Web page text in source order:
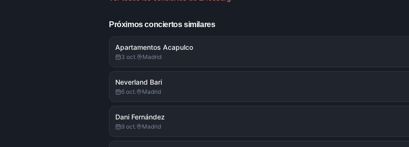
Próximos conciertos similares
Apartamentos Acapulco
3 oct. Madrid
Neverland Bari
6 oct. Madrid
Dani Fernández
9 oct. Madrid